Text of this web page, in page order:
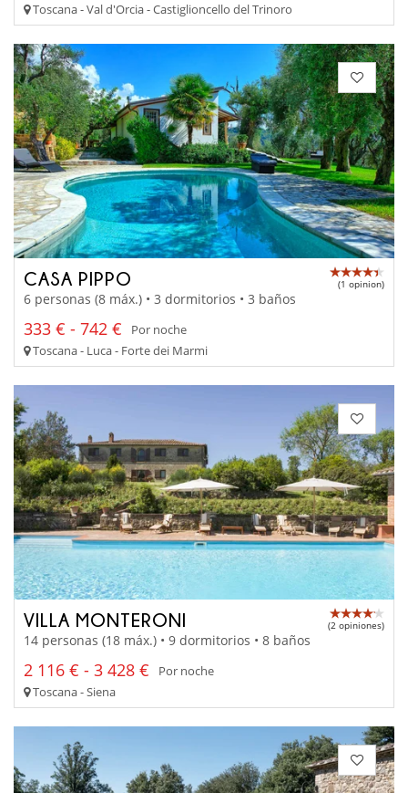
Toscana - Val d'Orcia - Castiglioncello del Trinoro
CASA PIPPO (1 opinion)
6 personas (8 máx.) • 3 dormitorios • 3 baños
333 € - 742 €
Por noche
Toscana - Luca - Forte dei Marmi
VILLA MONTERONI (2 opiniones)
14 personas (18 máx.) • 9 dormitorios • 8 baños
2 116 € - 3 428 €
Por noche
Toscana - Siena